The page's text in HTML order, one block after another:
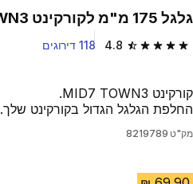
גלגל 175 מ"מ לקורקינט MID7/TOWN3
4.8 4.8 out of 5 stars from 118 reviews 118 דירוגים
קורקינט MID7 TOWN3.
החלפת הגלגל הגדול בקורקינט שלך.
מק"ט 8219789